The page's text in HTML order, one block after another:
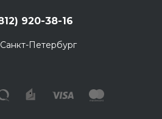
920-38-16
Санкт-Петербург